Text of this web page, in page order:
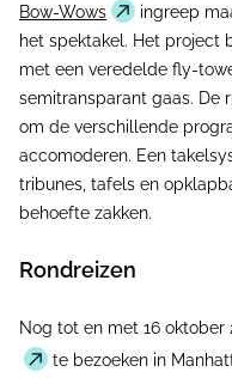
Bow-Wows
ingreep
het spektakel. Het project
met een veredelde fly-
semitransparant gaas. De
om de verschillende
accomoderen. Een
tribunes, tafels en
behoefte zakken.
Rondreizen
Nog tot en met 16 oktober
te bezoeken in